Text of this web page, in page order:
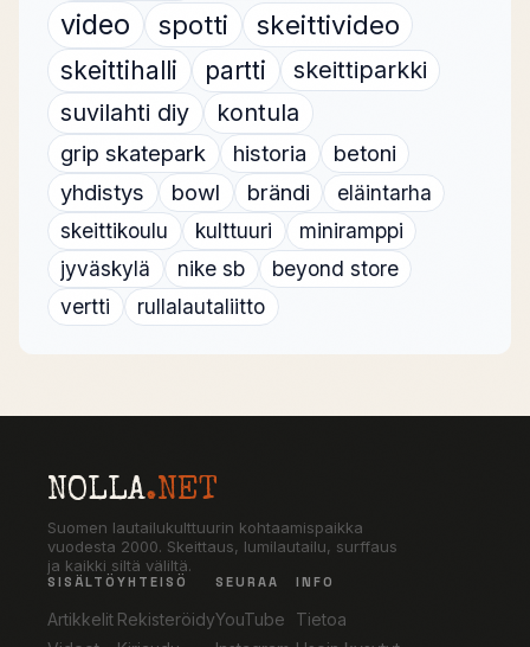
video
spotti skeittivideo
skeittihalli partti
skeittiparkki
suvilahti diy
kontula
grip skatepark historia
betoni
yhdistys
bowl brändi
eläintarha
skeittikoulu
kulttuuri
miniramppi
jyväskylä
nike sb
beyond store
vertti
rullalautaliitto
NOLLA.NET
Suomen lautailukulttuurin kohtaamispaikka
vuodesta 2000. Skeittaus, lumilautailu, surffaus
ja kaikki siltä väliltä.
SISÄLTÖ
Artikkelit
YHTEISÖ
Rekisteröidy
SEURAA
YouTube
INFO
Tietoa